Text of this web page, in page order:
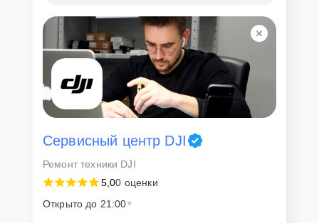
Сервисный центр DJI
Ремонт техники DJI
5,00 оценки
Открыто до 21:00